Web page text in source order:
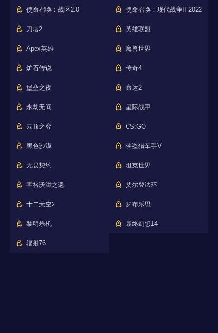
使命召唤：战区2.0 使命召唤：现代战争II 2022
刀塔2 英雄联盟
Apex英雄 魔兽世界
炉石传说 传奇4
堡垒之夜 命运2
永劫无间 星际战甲
云顶之弈 CS:GO
黑色沙漠 侠盗猎车手V
无畏契约 坦克世界
霍格沃滋之遗 艾尔登法环
十二天空2 罗布乐思
黎明杀机 最终幻想14
辐射76